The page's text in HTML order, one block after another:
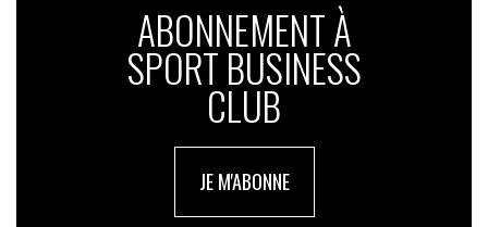
ABONNEMENT À
SPORT BUSINESS
CLUB
JE M'ABONNE